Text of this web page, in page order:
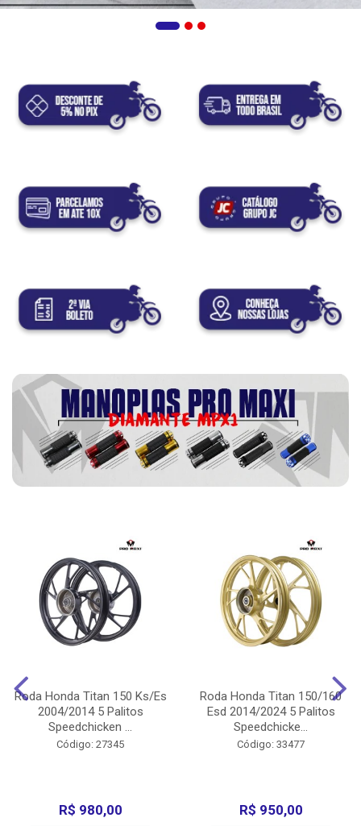
Roda Honda Titan 150 Ks/Es
2004/2014 5 Palitos
Speedchicken ...
Código: 27345
R$ 980,00
Roda Honda Titan 150/160
Esd 2014/2024 5 Palitos
Speedchicke...
Código: 33477
R$ 950,00